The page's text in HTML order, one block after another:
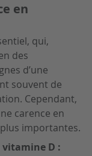
en
qui,
des
d’une
souvent de
Cependant,
carence en
importantes.
vitamine D :